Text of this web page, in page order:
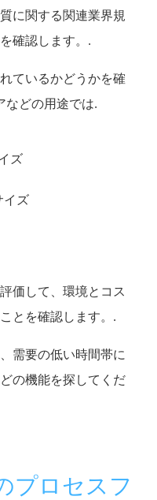
に関する関連業界規
確認します。.
ているかどうかを確
などの用途では.
イズ
価して、環境とコス
とを確認します。.
需要の低い時間帯に
の機能を探してくだ
プロセスフ